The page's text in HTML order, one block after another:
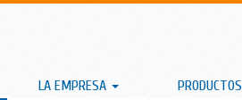
LA EMPRESA PRODUCTOS